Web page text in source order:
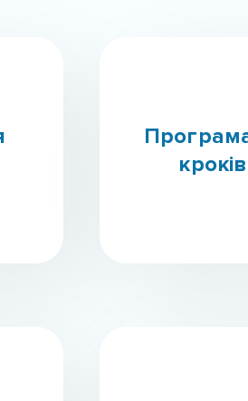
кроків